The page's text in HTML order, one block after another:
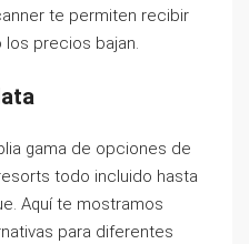
te permiten recibir
precios bajan.
gama de opciones de
todo incluido hasta
Aquí te mostramos
para diferentes